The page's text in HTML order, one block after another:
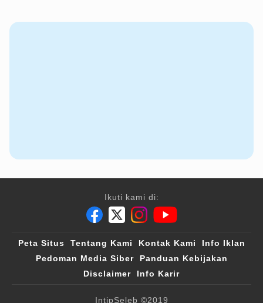
Ikuti kami di:
Peta Situs Tentang Kami Kontak Kami
Info Iklan
Pedoman Media Siber
Panduan Kebijakan
Disclaimer
Info Karir
IntipSeleb ©2019